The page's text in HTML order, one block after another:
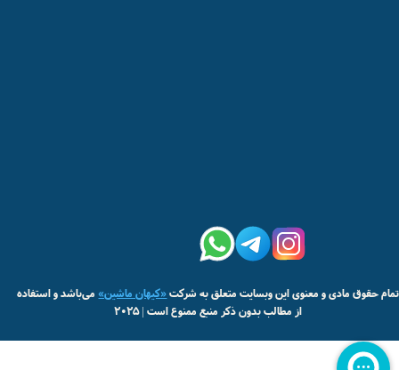
تمام حقوق مادی و معنوی این وبسایت متعلق به شرکت«کیهان ماشین» می‌باشد و استفاده
از مطالب بدون ذکر منبع ممنوع است | 2025